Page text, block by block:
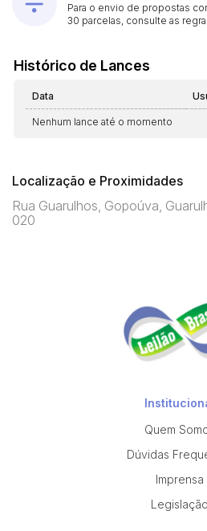
Para o envio de propostas
30 parcelas, consulte as
Histórico de Lances
Data
Nenhum lance até o momento
Localização e Proximidades
Rua Guarulhos, Gopoúva,
020
Quem
Dúvidas
Imprensa
Legislação